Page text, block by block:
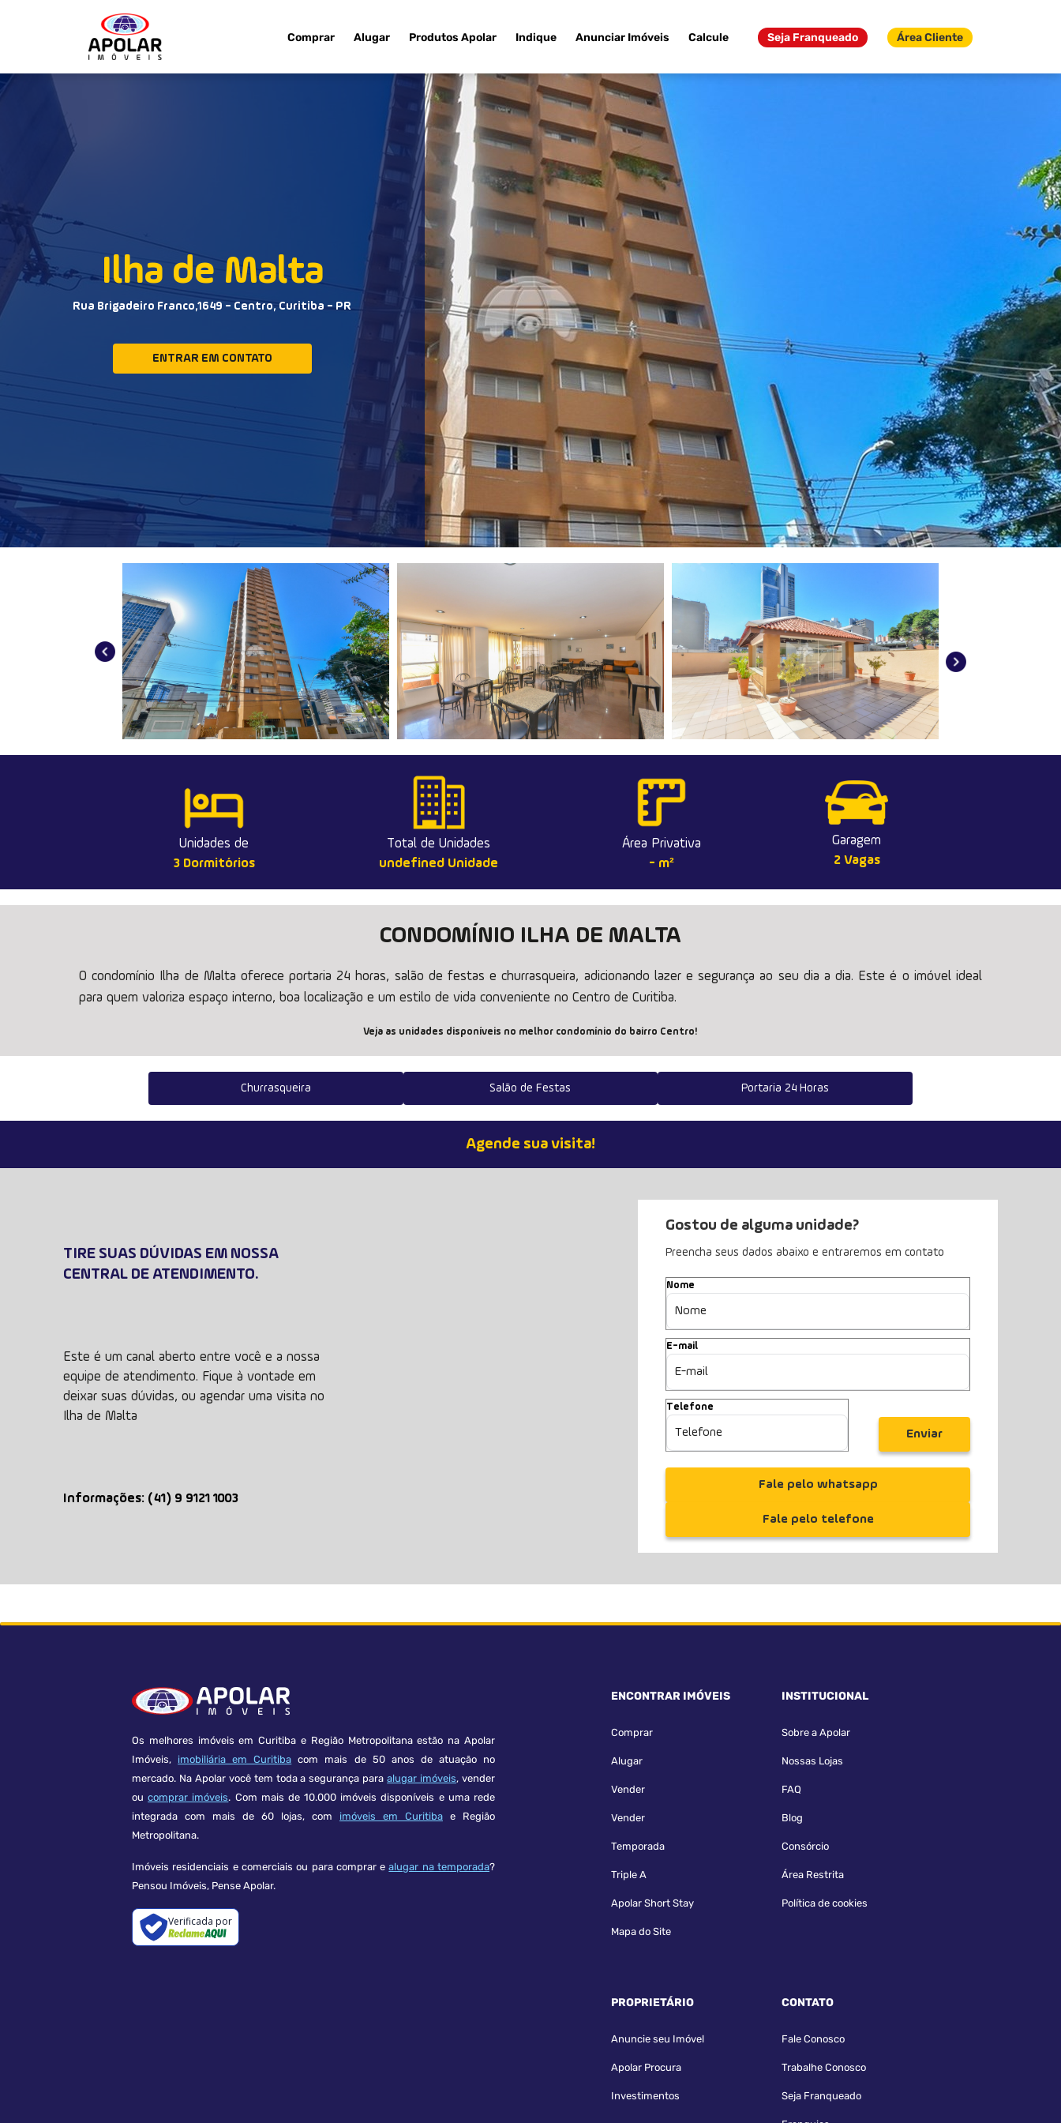
Comprar Alugar Produtos Apolar Indique Anunciar Imóveis Calcule Seja Franqueado Área Cliente
Ilha de Malta
Rua Brigadeiro Franco,1649 - Centro, Curitiba - PR
ENTRAR EM CONTATO
Unidades de
3 Dormitórios
Total de Unidades
undefined Unidade
Área Privativa
- m²
Garagem
2 Vagas
CONDOMÍNIO ILHA DE MALTA
O condomínio Ilha de Malta oferece portaria 24 horas, salão de festas e churrasqueira, adicionando lazer e segurança ao seu dia a dia. Este é o imóvel ideal
para quem valoriza espaço interno, boa localização e um estilo de vida conveniente no Centro de Curitiba.
Veja as unidades disponíveis no melhor condomínio do bairro Centro!
Churrasqueira Salão de Festas Portaria 24 Horas
Agende sua visita!
TIRE SUAS DÚVIDAS EM NOSSA
CENTRAL DE ATENDIMENTO.
Este é um canal aberto entre você e a nossa
equipe de atendimento. Fique à vontade em
deixar suas dúvidas, ou agendar uma visita no
Ilha de Malta
Informações: (41) 9 9121 1003
Gostou de alguma unidade?
Preencha seus dados abaixo e entraremos em contato
Nome
E-mail
Telefone
Enviar
Fale pelo whatsapp
Fale pelo telefone
Os melhores imóveis em Curitiba e Região Metropolitana estão na Apolar
Imóveis, imobiliária em Curitiba com mais de 50 anos de atuação no
mercado. Na Apolar você tem toda a segurança paraalugar imóveis, vender
oucomprar imóveis. Com mais de 10.000 imóveis disponíveis e uma rede
integrada com mais de 60 lojas, com imóveis em Curitiba e Região
Metropolitana.
Imóveis residenciais e comerciais ou para comprar ealugar na temporada?
Pensou Imóveis, Pense Apolar.
Verificada por
ENCONTRAR IMÓVEIS
Comprar
Alugar
Vender
Vender
Temporada
Triple A
Apolar Short Stay
Mapa do Site
INSTITUCIONAL
Sobre a Apolar
Nossas Lojas
FAQ
Blog
Consórcio
Área Restrita
Política de cookies
PROPRIETÁRIO
Anuncie seu Imóvel
Apolar Procura
Investimentos
CONTATO
Fale Conosco
Trabalhe Conosco
Seja Franqueado